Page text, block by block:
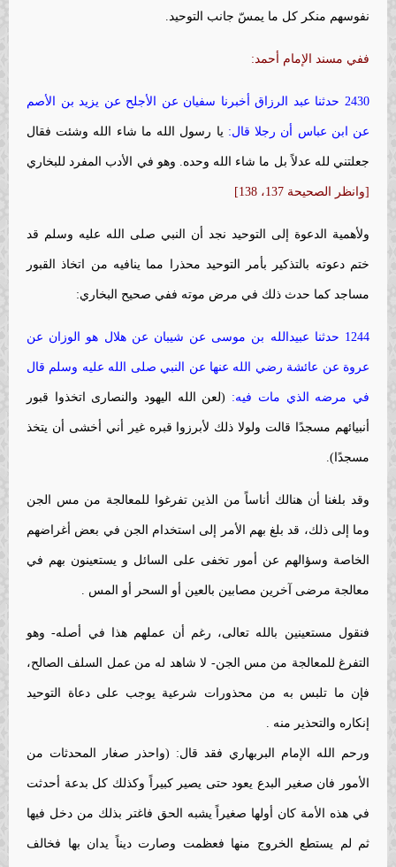
نفوسهم منكر كل ما يمسّ جانب التوحيد.
ففي مسند الإمام أحمد:
2430 حدثنا عبد الرزاق أخبرنا سفيان عن الأجلح عن يزيد بن الأصم
عن ابن عباس أن رجلا قال: يا رسول الله ما شاء الله وشئت فقال
جعلتني لله عدلاً بل ما شاء الله وحده. وهو في الأدب المفرد للبخاري
[وانظر الصحيحة 137، 138]
ولأهمية الدعوة إلى التوحيد نجد أن النبي صلى الله عليه وسلم قد
ختم دعوته بالتذكير بأمر التوحيد محذرا مما ينافيه من اتخاذ القبور
مساجد كما حدث ذلك في مرض موته ففي صحيح البخاري:
1244 حدثنا عبيدالله بن موسى عن شيبان عن هلال هو الوزان عن
عروة عن عائشة رضي الله عنها عن النبي صلى الله عليه وسلم قال
في مرضه الذي مات فيه: (لعن الله اليهود والنصارى اتخذوا قبور
أنبيائهم مسجدًا قالت ولولا ذلك لأبرزوا قبره غير أني أخشى أن يتخذ
مسجدًا).
وقد بلغنا أن هنالك أناساً من الذين تفرغوا للمعالجة من مس الجن
وما إلى ذلك، قد بلغ بهم الأمر إلى استخدام الجن في بعض أغراضهم
الخاصة وسؤالهم عن أمور تخفى على السائل و يستعينون بهم في
معالجة مرضى آخرين مصابين بالعين أو السحر أو المس .
فنقول مستعينين بالله تعالى، رغم أن عملهم هذا في أصله- وهو
التفرغ للمعالجة من مس الجن- لا شاهد له من عمل السلف الصالح،
فإن ما تلبس به من محذورات شرعية يوجب على دعاة التوحيد
إنكاره والتحذير منه .
ورحم الله الإمام البربهاري فقد قال: (واحذر صغار المحدثات من
الأمور فان صغير البدع يعود حتى يصير كبيراً وكذلك كل بدعة أحدثت
في هذه الأمة كان أولها صغيراً يشبه الحق فاغتر بذلك من دخل فيها
ثم لم يستطع الخروج منها فعظمت وصارت ديناً يدان بها فخالف